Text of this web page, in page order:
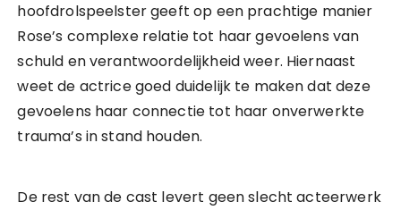
hoofdrolspeelster geeft op een prachtige manier
Rose’s complexe relatie tot haar gevoelens van
schuld en verantwoordelijkheid weer. Hiernaast
weet de actrice goed duidelijk te maken dat deze
gevoelens haar connectie tot haar onverwerkte
trauma’s in stand houden.
De rest van de cast levert geen slecht acteerwerk